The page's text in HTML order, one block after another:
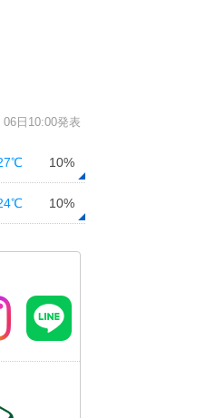
06日10:00発表
10%
10%